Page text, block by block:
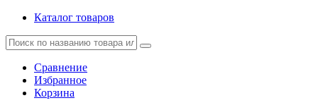
Каталог товаров
Сравнение
Избранное
Корзина